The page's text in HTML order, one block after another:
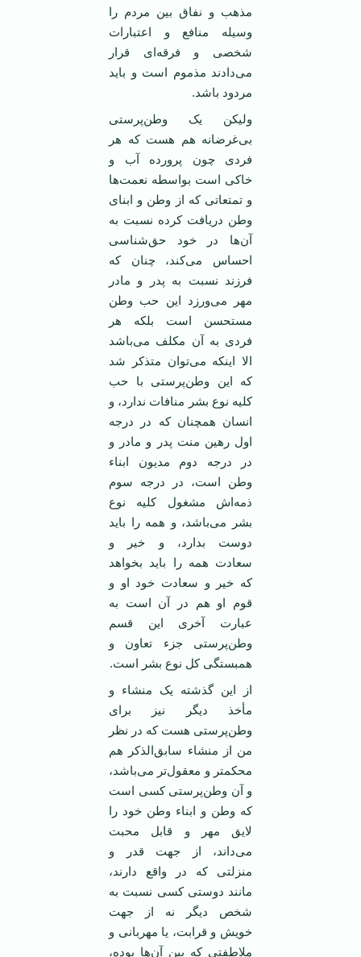
مذهب و نفاق بین مردم را
وسیله منافع و اعتبارات
شخصی و فرقه‌ای قرار
می‌دادند مذموم است و باید
مردود باشد.
ولیکن یک وطن‌پرستی
بی‌غرضانه هم هست که هر
فردی چون پرورده آب و
خاکی است بواسطه نعمت‌ها
و تمتعاتی که از وطن و ابنای
وطن دریافت کرده نسبت به
آن‌ها در خود حق‌شناسی
احساس می‌کند، چنان که
فرزند نسبت به پدر و مادر
مهر می‌ورزد این حب وطن
مستحسن است بلکه هر
فردی به آن مکلف می‌باشد
الا اینکه می‌توان متذکر شد
که این وطن‌پرستی با حب
کلیه نوع بشر منافات ندارد، و
انسان همچنان که در درجه
اول رهین منت پدر و مادر و
در درجه دوم مدیون ابناء
وطن است، در درجه سوم
ذمه‌اش مشغول کلیه نوع
بشر می‌باشد، و همه را باید
دوست بدارد، و خیر و
سعادت همه را باید بخواهد
که خیر و سعادت خود او و
قوم او هم در آن است به
عبارت آخری این قسم
وطن‌پرستی جزء تعاون و
همبستگی کل نوع بشر است.
از این گذشته یک منشاء و
مأخذ دیگر نیز برای
وطن‌پرستی هست که در نظر
من از منشاء سابق‌الذکر هم
محکمتر و معقول‌تر می‌باشد،
و آن وطن‌پرستی کسی است
که وطن و ابناء وطن خود را
لایق مهر و قابل محبت
می‌داند، از جهت قدر و
منزلتی که در واقع دارند،
مانند دوستی کسی نسبت به
شخص دیگر نه از جهت
خویش و قرابت، یا مهربانی و
ملاطفتی که بین آن‌ها بوده،